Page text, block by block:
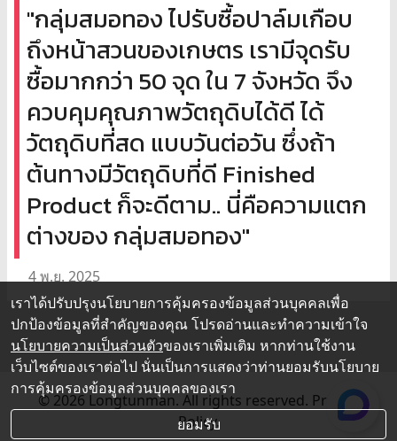
"กลุ่มสมอทอง ไปรับซื้อปาล์มเกือบ
ถึงหน้าสวนของเกษตร เรามีจุดรับ
ซื้อมากกว่า 50 จุด ใน 7 จังหวัด จึง
ควบคุมคุณภาพวัตถุดิบได้ดี ได้
วัตถุดิบที่สด แบบวันต่อวัน ซึ่งถ้า
ต้นทางมีวัตถุดิบที่ดี Finished
Product ก็จะดีตาม.. นี่คือความแตก
ต่างของ กลุ่มสมอทอง"
4 พ.ย. 2025
© 2026 Longtunman. All rights reserved. Privacy
Policy.
เราได้ปรับปรุงนโยบายการคุ้มครองข้อมูลส่วนบุคคลเพื่อ
ปกป้องข้อมูลที่สำคัญของคุณ โปรดอ่านและทำความเข้าใจ
นโยบายความเป็นส่วนตัวของเราเพิ่มเติม หากท่านใช้งาน
เว็บไซต์ของเราต่อไป นั่นเป็นการแสดงว่าท่านยอมรับนโยบาย
การคุ้มครองข้อมูลส่วนบุคคลของเรา
ยอมรับ